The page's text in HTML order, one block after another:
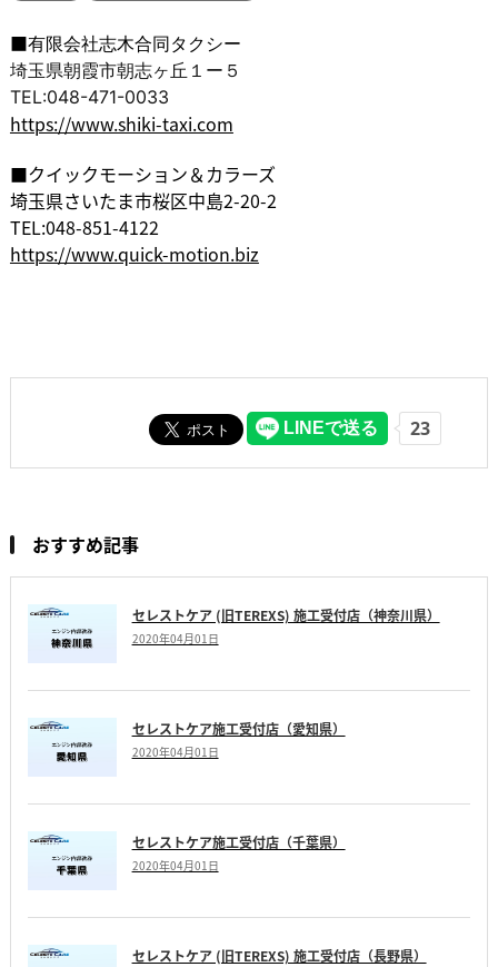
■有限会社志木合同タクシー
埼玉県朝霞市朝志ヶ丘１ー５
TEL:048-471-0033
https://www.shiki-taxi.com
■クイックモーション＆カラーズ
埼玉県さいたま市桜区中島2-20-2
TEL:048-851-4122
https://www.quick-motion.biz
おすすめ記事
セレストケア (旧TEREXS) 施工受付店（神奈川県）
2020年04月01日
セレストケア施工受付店（愛知県）
2020年04月01日
セレストケア施工受付店（千葉県）
2020年04月01日
セレストケア (旧TEREXS) 施工受付店（長野県）